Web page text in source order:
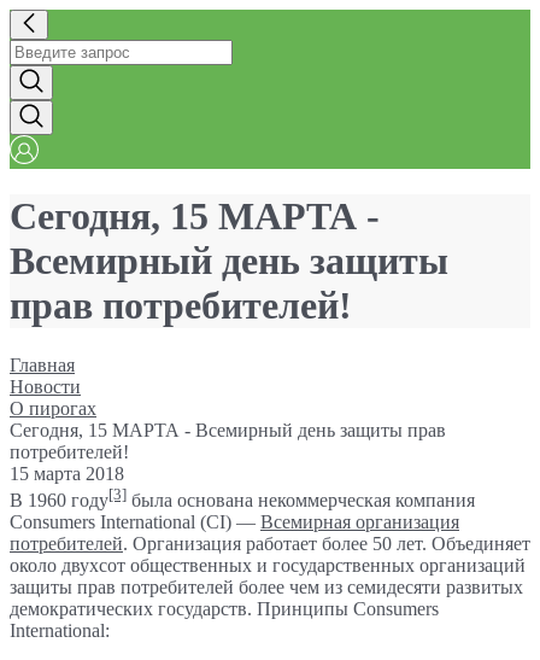
Сегодня, 15 МАРТА -
Всемирный день защиты
прав потребителей!
Главная
Новости
О пирогах
Сегодня, 15 МАРТА - Всемирный день защиты прав
потребителей!
15 марта 2018
В 1960 году[3] была основана некоммерческая компания
Consumers International (CI) — Всемирная организация
потребителей. Организация работает более 50 лет. Объединяет
около двухсот общественных и государственных организаций
защиты прав потребителей более чем из семидесяти развитых
демократических государств. Принципы Consumers
International: